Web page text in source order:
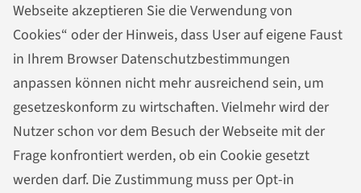
Webseite akzeptieren Sie die Verwendung von
Cookies“ oder der Hinweis, dass User auf eigene Faust
in Ihrem Browser Datenschutzbestimmungen
anpassen können nicht mehr ausreichend sein, um
gesetzeskonform zu wirtschaften. Vielmehr wird der
Nutzer schon vor dem Besuch der Webseite mit der
Frage konfrontiert werden, ob ein Cookie gesetzt
werden darf. Die Zustimmung muss per Opt-in